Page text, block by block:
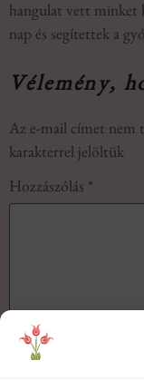
hangulat vett minket
nap és segítettek a
Vélemény,
Az e-mail címet nem
karakterrel jelöltük
Hozzászólás *